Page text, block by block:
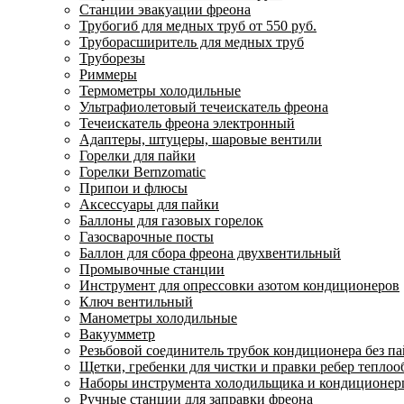
Станции эвакуации фреона
Трубогиб для медных труб от 550 руб.
Труборасширитель для медных труб
Труборезы
Риммеры
Термометры холодильные
Ультрафиолетовый течеискатель фреона
Течеискатель фреона электронный
Адаптеры, штуцеры, шаровые вентили
Горелки для пайки
Горелки Bernzomatic
Припои и флюсы
Аксессуары для пайки
Баллоны для газовых горелок
Газосварочные посты
Баллон для сбора фреона двухвентильный
Промывочные станции
Инструмент для опрессовки азотом кондиционеров
Ключ вентильный
Манометры холодильные
Вакуумметр
Резьбовой соединитель трубок кондиционера без
Щетки, гребенки для чистки и правки ребер
Наборы инструмента холодильщика и
Ручные станции для заправки фреона